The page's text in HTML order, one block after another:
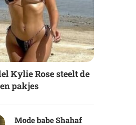
Kylie Rose steelt de
pakjes
Mode babe Shahaf